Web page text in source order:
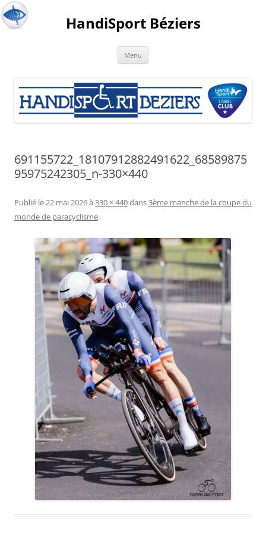
HandiSport Béziers
Menu
691155722_18107912882491622_68589875
95975242305_n-330×440
Publié le22 mai 2026à 330 × 440dans3ème manche de la coupe du
monde de paracyclisme.